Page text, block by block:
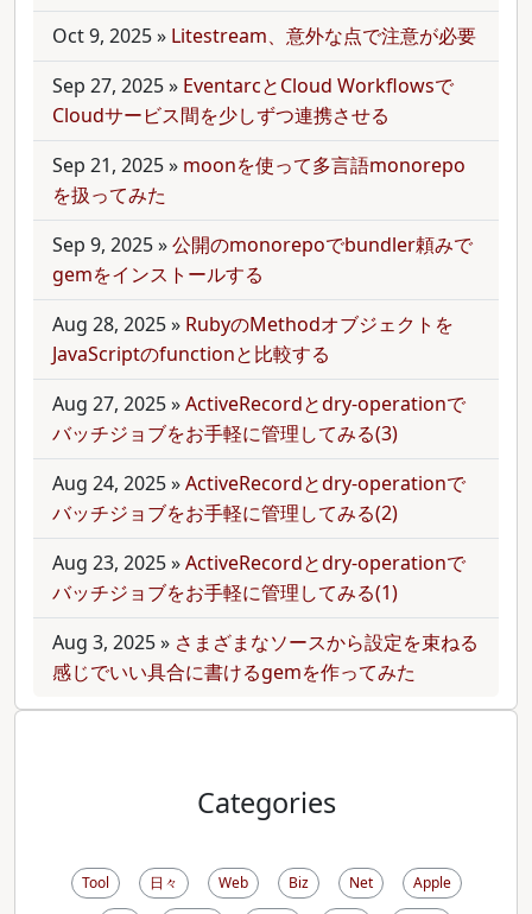
Oct 9, 2025» Litestream、意外な点で注意が必要
Sep 27, 2025» EventarcとCloud Workflowsで
Cloudサービス間を少しずつ連携させる
Sep 21, 2025» moonを使って多言語monorepo
を扱ってみた
Sep 9, 2025»公開のmonorepoでbundler頼みで
gemをインストールする
Aug 28, 2025» RubyのMethodオブジェクトを
JavaScriptのfunctionと比較する
Aug 27, 2025»ActiveRecordとdry-operationで
バッチジョブをお手軽に管理してみる(3)
Aug 24, 2025»ActiveRecordとdry-operationで
バッチジョブをお手軽に管理してみる(2)
Aug 23, 2025»ActiveRecordとdry-operationで
バッチジョブをお手軽に管理してみる(1)
Aug 3, 2025» さまざまなソースから設定を束ねる
感じでいい具合に書けるgemを作ってみた
Categories
Tool 日々 Web Biz Net
Apple